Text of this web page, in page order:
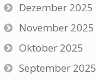
Dezember 2025
November 2025
Oktober 2025
September 2025